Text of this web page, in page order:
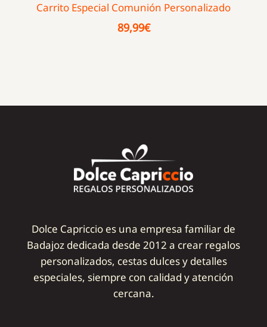
Carrito Especial Comunión Personalizado
89,99€
Dolce Capriccio es una empresa familiar de
Badajoz dedicada desde 2012 a crear regalos
personalizados, cestas dulces y detalles
especiales, siempre con calidad y atención
cercana.